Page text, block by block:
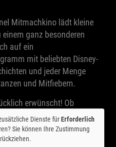
Mitmachkino lädt kleine
ganz besonderen
auf ein
mit beliebten Disney-
und jeder Menge
und Mitfiebern.
erwünscht! Ob
– das Disney Channel
und gute Laune in den
Erlebnis für
Dienste fürErforderlich
Sie können Ihre Zustimmung